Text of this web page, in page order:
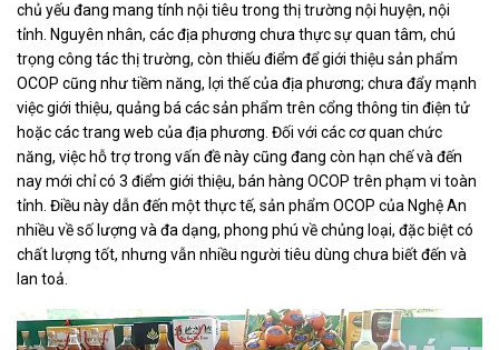
chủ yếu đang mang tính nội tiêu trong thị trường nội huyện, nội
tỉnh. Nguyên nhân, các địa phương chưa thực sự quan tâm, chú
trọng công tác thị trường, còn thiếu điểm để giới thiệu sản phẩm
OCOP cũng như tiềm năng, lợi thế của địa phương; chưa đẩy mạnh
việc giới thiệu, quảng bá các sản phẩm trên cổng thông tin điện tử
hoặc các trang web của địa phương. Đối với các cơ quan chức
năng, việc hỗ trợ trong vấn đề này cũng đang còn hạn chế và đến
nay mới chỉ có 3 điểm giới thiệu, bán hàng OCOP trên phạm vi toàn
tỉnh. Điều này dẫn đến một thực tế, sản phẩm OCOP của Nghệ An
nhiều về số lượng và đa dạng, phong phú về chủng loại, đặc biệt có
chất lượng tốt, nhưng vẫn nhiều người tiêu dùng chưa biết đến và
lan toả.